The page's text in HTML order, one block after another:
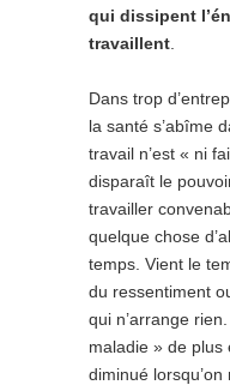
qui dissipent
travaillent
Dans trop
la santé s’abîme
travail n’est « ni
disparaît le
travailler
quelque chose
temps. Vient le
du ressentiment
qui n’arrange
maladie » de plus
diminué